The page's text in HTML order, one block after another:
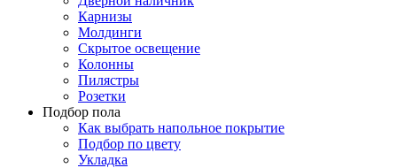
Карнизы
Молдинги
Скрытое освещение
Колонны
Пилястры
Розетки
Подбор пола
Как выбрать напольное покрытие
Подбор по цвету
Укладка